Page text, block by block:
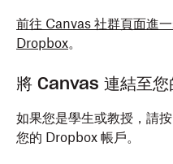
前往 Canvas 社群頁面進
Dropbox。
將 Canvas 連結至
如果您是學生或教授，請
您的 Dropbox 帳戶。